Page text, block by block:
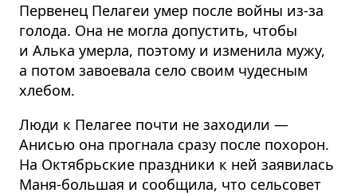
Первенец Пелагеи умер после войны из-за
голода. Она не могла допустить, чтобы
и Алька умерла, поэтому и изменила мужу,
а потом завоевала село своим чудесным
хлебом.
Люди к Пелагее почти не заходили —
Анисью она прогнала сразу после похорон.
На Октябрьские праздники к ней заявилась
Маня-большая и сообщила, что сельсовет